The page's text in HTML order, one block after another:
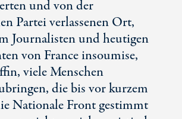
und von der
Partei verlassenen Ort,
Journalisten und heutigen
von France insoumise,
viele Menschen
die bis vor kurzem
Nationale Front gestimmt